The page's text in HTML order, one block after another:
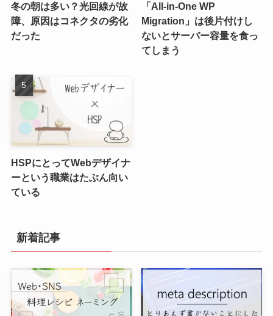
冬の朝は多い？光回線が故
障、原因はコネクタの劣化
だった
「All-in-One WP
Migration」は後片付けし
ないとサーバー容量を食っ
てしまう
HSPにとってWebデザイナ
ーという職業はたぶん向い
ている
新着記事